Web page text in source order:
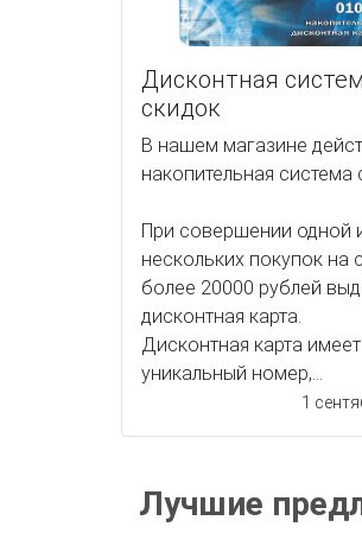
Дисконтная
скидок
В нашем магазине
накопительная система
При совершении одной
нескольких покупок на
более 20000 рублей
дисконтная карта.
Дисконтная карта имеет
уникальный номер,...
1
Лучшие